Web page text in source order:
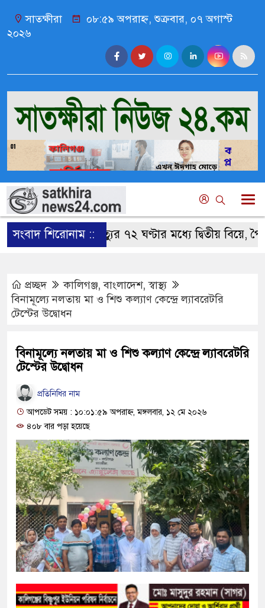
সাতক্ষীরা
০৮:৫৯ অপরাহ্ন, শুক্রবার, ০৭ অগাস্ট
২০২৬
সংবাদ শিরোনাম ::
মা মৃত্যুর ৭২ ঘণ্টার মধ্যে দ্বিতীয় বিয়ে, পৈতৃক
প্রচ্ছদ কালিগঞ্জ,বাংলাদেশ,স্বাস্থ্য
বিনামূল্যে নলতায় মা ও শিশু কল্যাণ কেন্দ্রে ল্যাবরেটরি
টেস্টের উদ্বোধন
বিনামূল্যে নলতায় মা ও শিশু কল্যাণ কেন্দ্রে ল্যাবরেটরি
টেস্টের উদ্বোধন
প্রতিনিধির নাম
আপডেট সময় : ১০:০১:৫৯ অপরাহ্ণ, মঙ্গলবার, ১২ মে ২০২৬
৪০৮ বার পড়া হয়েছে